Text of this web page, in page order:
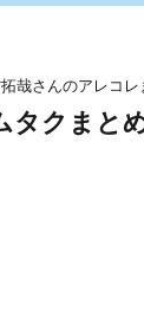
哉さんのアレコレ
タクまと